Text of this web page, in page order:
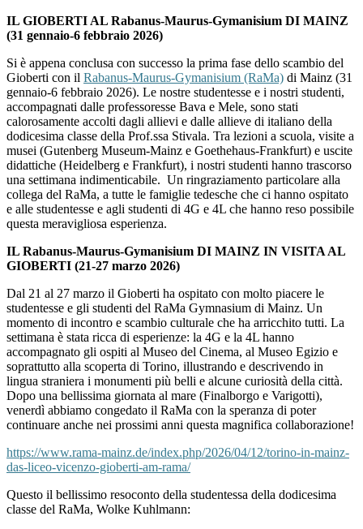
IL GIOBERTI AL Rabanus-Maurus-Gymanisium DI MAINZ
(31 gennaio-6 febbraio 2026)
Si è appena conclusa con successo la prima fase dello scambio del
Gioberti con il Rabanus-Maurus-Gymanisium (RaMa) di Mainz (31
gennaio-6 febbraio 2026). Le nostre studentesse e i nostri studenti,
accompagnati dalle professoresse Bava e Mele, sono stati
calorosamente accolti dagli allievi e dalle allieve di italiano della
dodicesima classe della Prof.ssa Stivala. Tra lezioni a scuola, visite a
musei (Gutenberg Museum-Mainz e Goethehaus-Frankfurt) e uscite
didattiche (Heidelberg e Frankfurt), i nostri studenti hanno trascorso
una settimana indimenticabile. Un ringraziamento particolare alla
collega del RaMa, a tutte le famiglie tedesche che ci hanno ospitato
e alle studentesse e agli studenti di 4G e 4L che hanno reso possibile
questa meravigliosa esperienza.
IL Rabanus-Maurus-Gymanisium DI MAINZ IN VISITA AL
GIOBERTI (21-27 marzo 2026)
Dal 21 al 27 marzo il Gioberti ha ospitato con molto piacere le
studentesse e gli studenti del RaMa Gymnasium di Mainz. Un
momento di incontro e scambio culturale che ha arricchito tutti. La
settimana è stata ricca di esperienze: la 4G e la 4L hanno
accompagnato gli ospiti al Museo del Cinema, al Museo Egizio e
soprattutto alla scoperta di Torino, illustrando e descrivendo in
lingua straniera i monumenti più belli e alcune curiosità della città.
Dopo una bellissima giornata al mare (Finalborgo e Varigotti),
venerdì abbiamo congedato il RaMa con la speranza di poter
continuare anche nei prossimi anni questa magnifica collaborazione!
https://www.rama-mainz.de/index.php/2026/04/12/torino-in-mainz-
das-liceo-vicenzo-gioberti-am-rama/
Questo il bellissimo resoconto della studentessa della dodicesima
classe del RaMa, Wolke Kuhlmann: